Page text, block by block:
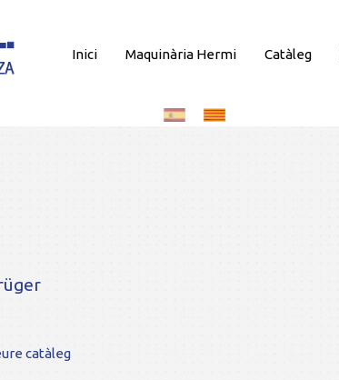
Inici Maquinària Hermi Catàleg
catàleg